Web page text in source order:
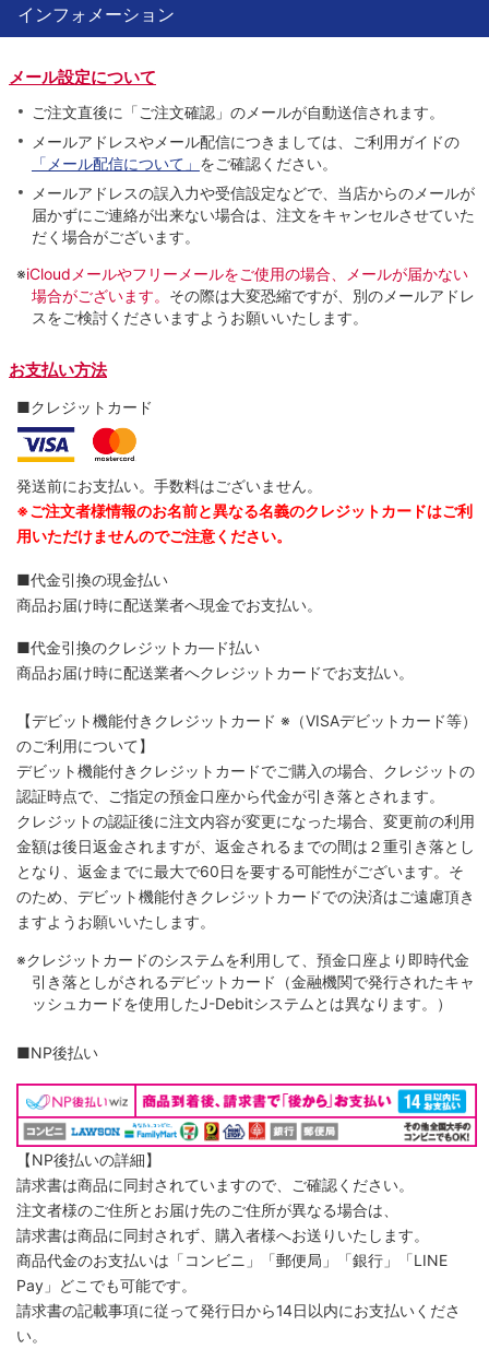
インフォメーション
メール設定について
ご注文直後に「ご注文確認」のメールが自動送信されます。
メールアドレスやメール配信につきましては、ご利用ガイドの
「メール配信について」 をご確認ください。
メールアドレスの誤入力や受信設定などで、当店からのメールが
届かずにご連絡が出来ない場合は、注文をキャンセルさせていた
だく場合がございます。
※iCloudメールやフリーメールをご使用の場合、メールが届かない
場合がございます。 その際は大変恐縮ですが、別のメールアドレ
スをご検討くださいますようお願いいたします。
お支払い方法
■クレジットカード
発送前にお支払い。手数料はございません。
※ご注文者様情報のお名前と異なる名義のクレジットカードはご利
用いただけませんのでご注意ください。
■代金引換の現金払い
商品お届け時に配送業者へ現金でお支払い。
■代金引換のクレジットカ―ド払い
商品お届け時に配送業者へクレジットカードでお支払い。
【デビット機能付きクレジットカード ※（VISAデビットカード等）
のご利用について】
デビット機能付きクレジットカードでご購入の場合、クレジットの
認証時点で、ご指定の預金口座から代金が引き落とされます。
クレジットの認証後に注文内容が変更になった場合、変更前の利用
金額は後日返金されますが、返金されるまでの間は２重引き落とし
となり、返金までに最大で60日を要する可能性がございます。そ
のため、デビット機能付きクレジットカードでの決済はご遠慮頂き
ますようお願いいたします。
※クレジットカードのシステムを利用して、預金口座より即時代金
引き落としがされるデビットカード（金融機関で発行されたキャ
ッシュカードを使用したJ-Debitシステムとは異なります。）
■NP後払い
【NP後払いの詳細】
請求書は商品に同封されていますので、ご確認ください。
注文者様のご住所とお届け先のご住所が異なる場合は、
請求書は商品に同封されず、購入者様へお送りいたします。
商品代金のお支払いは「コンビニ」「郵便局」「銀行」「LINE
Pay」どこでも可能です。
請求書の記載事項に従って発行日から14日以内にお支払いくださ
い。